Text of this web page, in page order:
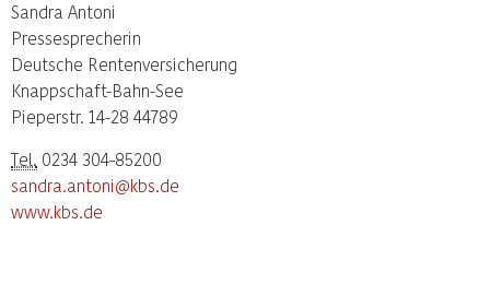
Sandra Antoni
Pressesprecherin
Deutsche Rentenversicherung
Knappschaft-Bahn-See
Pieperstr. 14-28 44789
Tel. 0234 304-85200
sandra.antoni@kbs.de
www.kbs.de